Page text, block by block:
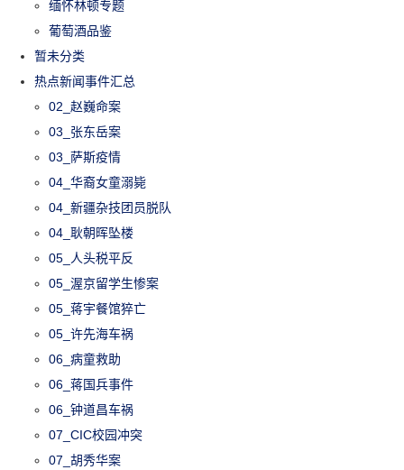
缅怀林顿专题
葡萄酒品鉴
暂未分类
热点新闻事件汇总
02_赵巍命案
03_张东岳案
03_萨斯疫情
04_华裔女童溺毙
04_新疆杂技团员脱队
04_耿朝晖坠楼
05_人头税平反
05_渥京留学生惨案
05_蒋宇餐馆猝亡
05_许先海车祸
06_病童救助
06_蒋国兵事件
06_钟道昌车祸
07_CIC校园冲突
07_胡秀华案